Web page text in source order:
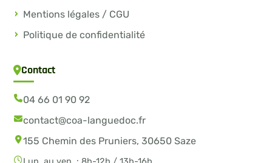
Mentions légales / CGU
Politique de confidentialité
Contact
04 66 01 90 92
contact@coa-languedoc.fr
155 Chemin des Pruniers, 30650 Saze